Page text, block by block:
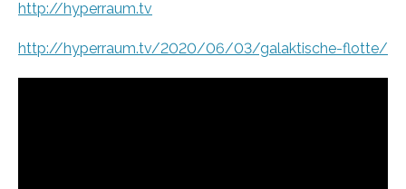
http://hyperraum.tv
http://hyperraum.tv/2020/06/03/galaktische-flotte/